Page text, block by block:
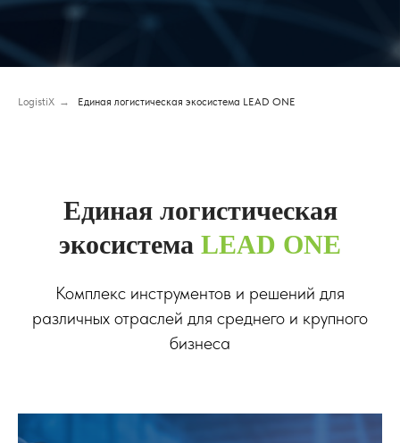
LogistiX → Единая логистическая экосистема LEAD ONE
Единая логистическая
экосистема LEAD ONE
Комплекс инструментов и решений для
различных отраслей для среднего и крупного
бизнеса